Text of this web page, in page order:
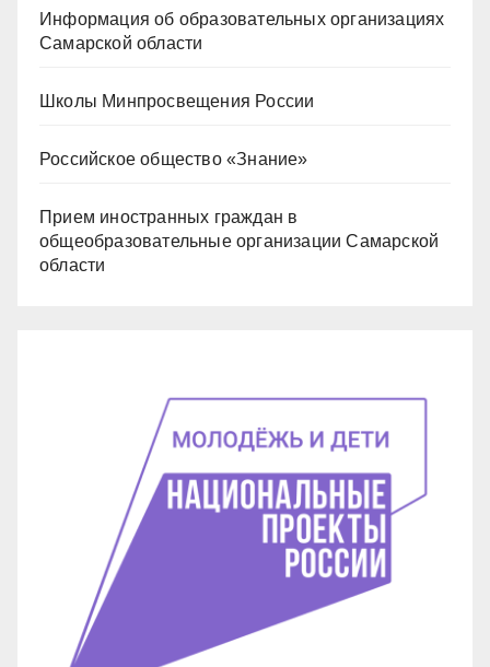
Информация об образовательных организациях
Самарской области
Школы Минпросвещения России
Российское общество «Знание»
Прием иностранных граждан в
общеобразовательные организации Самарской
области